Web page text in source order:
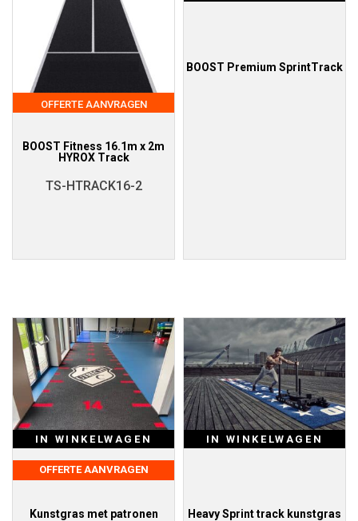
OFFERTE AANVRAGEN
BOOST Fitness 16.1m x 2m
HYROX Track
TS-HTRACK16-2
BOOST Premium SprintTrack
IN WINKELWAGEN
OFFERTE AANVRAGEN
Kunstgras met patronen
IN WINKELWAGEN
Heavy Sprint track kunstgras